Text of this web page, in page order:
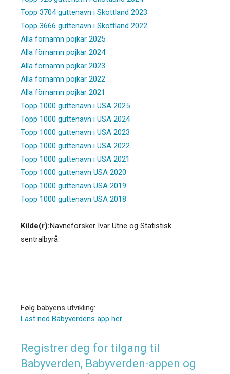
Topp 3704 guttenavn i Skottland 2023
Topp 3666 guttenavn i Skottland 2022
Alla förnamn pojkar 2025
Alla förnamn pojkar 2024
Alla förnamn pojkar 2023
Alla förnamn pojkar 2022
Alla förnamn pojkar 2021
Topp 1000 guttenavn i USA 2025
Topp 1000 guttenavn i USA 2024
Topp 1000 guttenavn i USA 2023
Topp 1000 guttenavn i USA 2022
Topp 1000 guttenavn i USA 2021
Topp 1000 guttenavn USA 2020
Topp 1000 guttenavn USA 2019
Topp 1000 guttenavn USA 2018
Kilde(r):Navneforsker Ivar Utne og Statistisk
sentralbyrå.
Følg babyens utvikling:
Last ned Babyverdens app her
Registrer deg for tilgang til
Babyverden, Babyverden-appen og